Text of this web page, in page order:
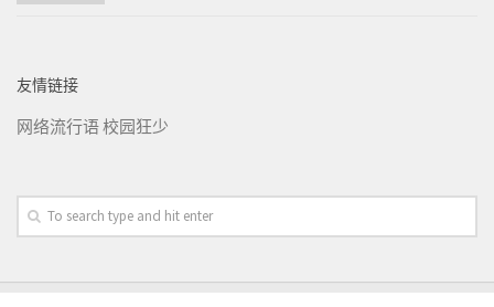
友情链接
网络流行语校园狂少